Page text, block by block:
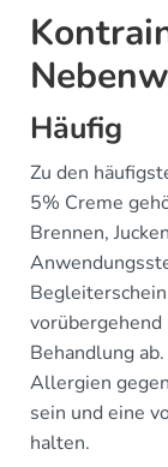
Häufig
Zu den
5% Creme
Brennen,
Behandlung
Allergien
sein und eine
halten.